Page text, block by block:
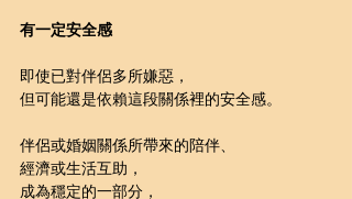
有一定安全感
即使已對伴侶多所嫌惡，
但可能還是依賴這段關係裡的安全感。
伴侶或婚姻關係所帶來的陪伴、
經濟或生活互助，
成為穩定的一部分，